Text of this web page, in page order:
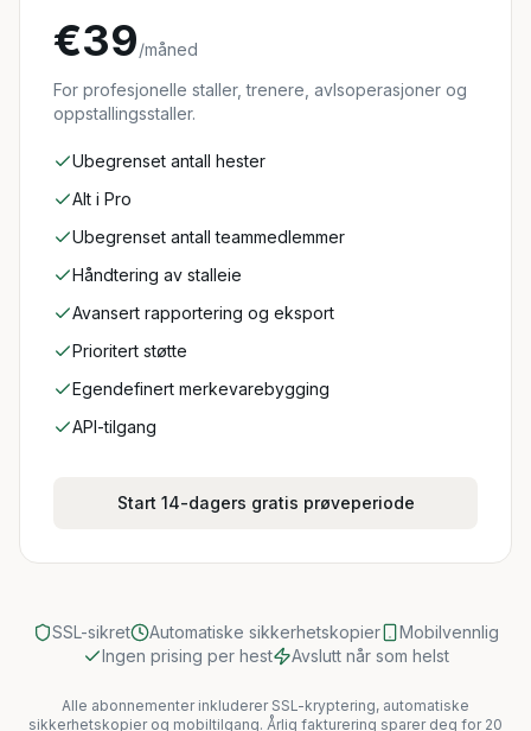
€39/måned
For profesjonelle staller, trenere, avlsoperasjoner og
oppstallingsstaller.
Ubegrenset antall hester
Alt i Pro
Ubegrenset antall teammedlemmer
Håndtering av stalleie
Avansert rapportering og eksport
Prioritert støtte
Egendefinert merkevarebygging
API-tilgang
Start 14-dagers gratis prøveperiode
SSL-sikret Automatiske sikkerhetskopier
Mobilvennlig
Ingen prising per hest
Avslutt når som helst
Alle abonnementer inkluderer SSL-kryptering, automatiske
sikkerhetskopier og mobiltilgang. Årlig fakturering sparer deg for 20